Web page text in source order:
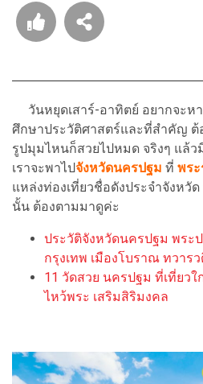
วันหยุดเสาร์-อาทิตย์ อยากจะหา
ศึกษาประวัติศาสตร์และที่สำคัญ ต้
รูปมุมไหนก็สวยไปหมด จริงๆ แล้ว
เราจะพาไปจังหวัดนครปฐม ที่ พร
แหล่งท่องเที่ยวชื่อดังประจำจังหวั
นั้น ต้องตามมาดูค่ะ
ประวัติจังหวัดนครปฐม พระป
กรุงเทพ เมืองโบราณ ทวาร
11 วัดสวย นครปฐม ที่เที่ยว
ไหว้พระ เสริมสิริมงคล